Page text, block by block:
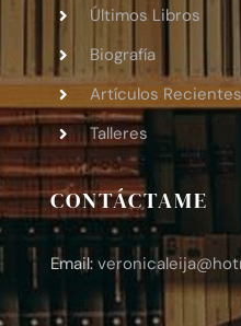
Últimos Libros
Biografía
Artículos Recientes
Talleres
CONTÁCTAME
Email: veronicaleija